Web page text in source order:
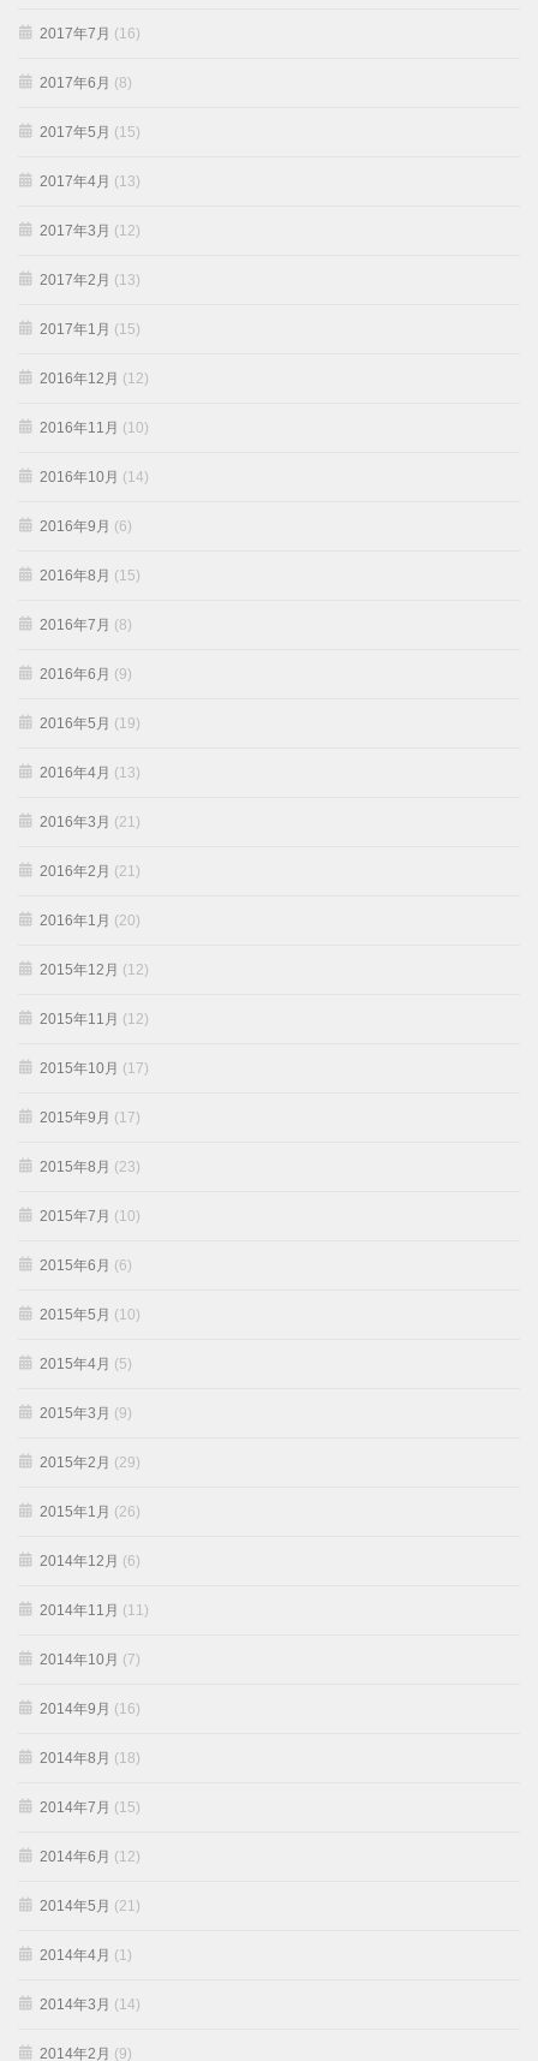
2017年7月 (16)
2017年6月 (8)
2017年5月 (15)
2017年4月 (13)
2017年3月 (12)
2017年2月 (13)
2017年1月 (15)
2016年12月 (12)
2016年11月 (10)
2016年10月 (14)
2016年9月 (6)
2016年8月 (15)
2016年7月 (8)
2016年6月 (9)
2016年5月 (19)
2016年4月 (13)
2016年3月 (21)
2016年2月 (21)
2016年1月 (20)
2015年12月 (12)
2015年11月 (12)
2015年10月 (17)
2015年9月 (17)
2015年8月 (23)
2015年7月 (10)
2015年6月 (6)
2015年5月 (10)
2015年4月 (5)
2015年3月 (9)
2015年2月 (29)
2015年1月 (26)
2014年12月 (6)
2014年11月 (11)
2014年10月 (7)
2014年9月 (16)
2014年8月 (18)
2014年7月 (15)
2014年6月 (12)
2014年5月 (21)
2014年4月 (1)
2014年3月 (14)
2014年2月 (9)